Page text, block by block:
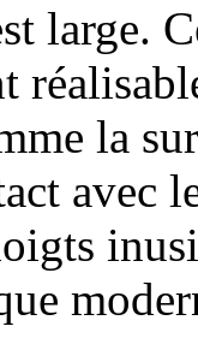
large.
la
avec